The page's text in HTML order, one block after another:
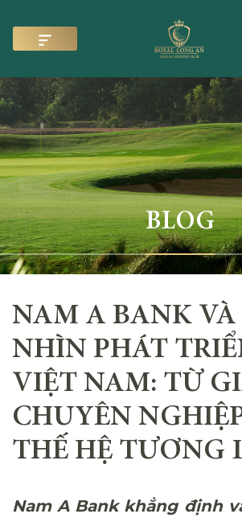
BLOG
NAM A BANK
NHÌN PHÁT
VIỆT NAM: TỪ
CHUYÊN
THẾ HỆ TƯƠNG
Nam A Bank khẳng định